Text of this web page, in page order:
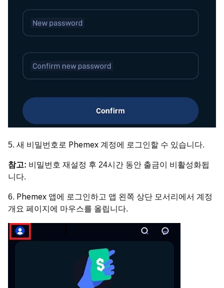
5. 새 비밀번호로 Phemex 계정에 로그인할 수 있습니다.
참고: 비밀번호 재설정 후 24시간 동안 출금이 비활성화됩
니다.
6. Phemex 앱에 로그인하고 앱 왼쪽 상단 모서리에서 계정
개요 페이지에 마우스를 올립니다.